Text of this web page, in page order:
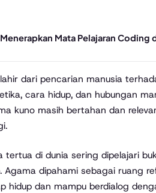
Mata Pelajaran Coding
dari pencarian manusia
cara hidup, dan hubungan
kuno masih bertahan dan
di dunia sering dipelajari
dipahami sebagai ruang
hidup dan mampu berdialog